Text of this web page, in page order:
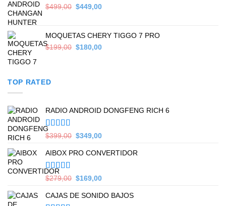
$499,00 Original
$499,00.
$449,00Current
$449,00.
MOQUETAS CHERY TIGGO 7 PRO
$199,00 Original
$180,00Current
TOP RATED
RADIO ANDROID DONGFENG RICH 6
Valorado en
$399,00 Original
was:
$349,00Current
is:
AIBOX PRO CONVERTIDOR
Valorado en
$279,00 Original
was:
$169,00Current
is:
CAJAS DE SONIDO BAJOS